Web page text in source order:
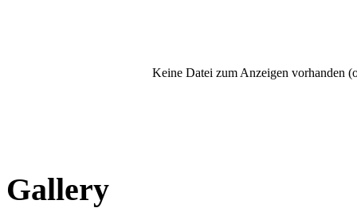
Keine Datei zum Anzeigen vorhanden
Gallery